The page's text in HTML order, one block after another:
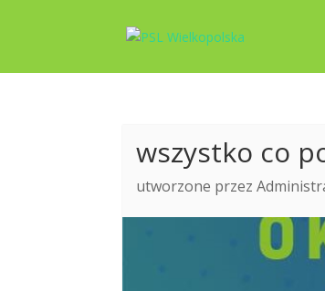
wszystko co
utworzone przez